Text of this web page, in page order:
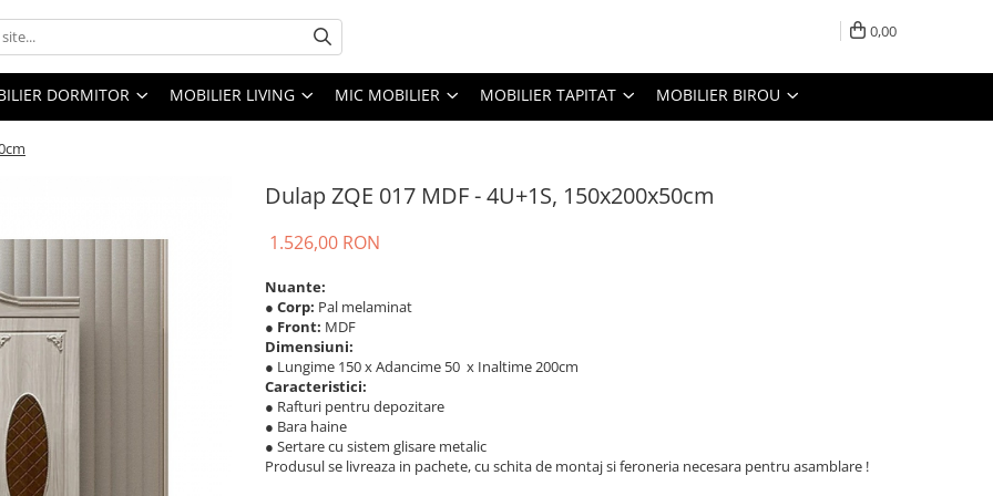
0,00
DORMITOR MOBILIER LIVING MIC MOBILIER MOBILIER TAPITAT MOBILIER BIROU
Dulap ZQE 017 MDF - 4U+1S, 150x200x50cm
1.526,00 RON
Nuante:
● Corp: Pal melaminat
● Front: MDF
Dimensiuni:
● Lungime 150 x Adancime 50 x Inaltime 200cm
Caracteristici:
● Rafturi pentru depozitare
● Bara haine
● Sertare cu sistem glisare metalic
Produsul se livreaza in pachete, cu schita de montaj si feroneria necesara pentru asamblare !